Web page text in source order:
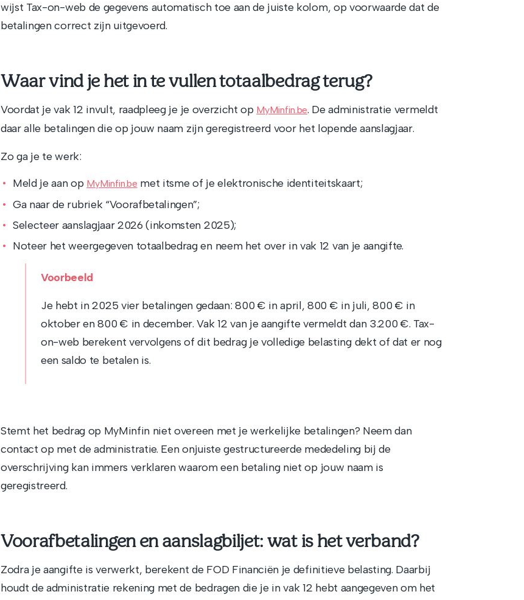
wijst Tax-on-web de gegevens automatisch toe aan de juiste kolom, op voorwaarde dat de
betalingen correct zijn uitgevoerd.
Waar vind je het in te vullen totaalbedrag terug?
Voordat je vak 12 invult, raadpleeg je je overzicht op MyMinfin.be. De administratie vermeldt
daar alle betalingen die op jouw naam zijn geregistreerd voor het lopende aanslagjaar.
Zo ga je te werk:
Meld je aan op MyMinfin.be met itsme of je elektronische identiteitskaart;
Ga naar de rubriek “Voorafbetalingen”;
Selecteer aanslagjaar 2026 (inkomsten 2025);
Noteer het weergegeven totaalbedrag en neem het over in vak 12 van je aangifte.
Voorbeeld
Je hebt in 2025 vier betalingen gedaan: 800 € in april, 800 € in juli, 800 € in
oktober en 800 € in december. Vak 12 van je aangifte vermeldt dan 3.200 €. Tax-
on-web berekent vervolgens of dit bedrag je volledige belasting dekt of dat er nog
een saldo te betalen is.
Stemt het bedrag op MyMinfin niet overeen met je werkelijke betalingen? Neem dan
contact op met de administratie. Een onjuiste gestructureerde mededeling bij de
overschrijving kan immers verklaren waarom een betaling niet op jouw naam is
geregistreerd.
Voorafbetalingen en aanslagbiljet: wat is het verband?
Zodra je aangifte is verwerkt, berekent de FOD Financiën je definitieve belasting. Daarbij
houdt de administratie rekening met de bedragen die je in vak 12 hebt aangegeven om het